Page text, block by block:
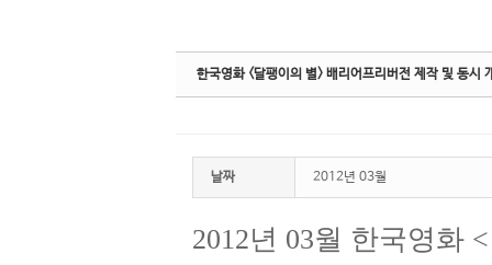
한국영화 <달팽이의 별> 배리어프리버전 제작 및 동시
날짜 2012년 03월
2012년 03월 한국영화 <